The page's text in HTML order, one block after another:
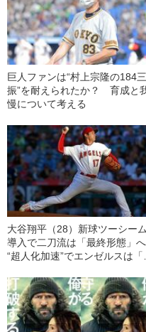
巨人ファンは“村上宗隆の184三
振”を耐えられたか？ 育成と
慢について考える
大谷翔平（28）新球ツーシーム
導入で二刀流は「最終形態」へ
“超人化加速”でエンゼルスは「